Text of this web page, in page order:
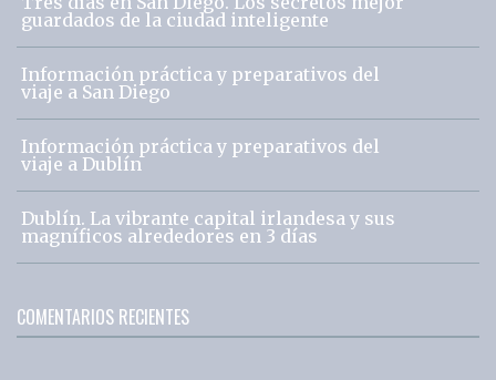
guardados de la ciudad inteligente
Información práctica y preparativos del
viaje a San Diego
Información práctica y preparativos del
viaje a Dublín
Dublín. La vibrante capital irlandesa y sus
magníficos alrededores en 3 días
COMENTARIOS RECIENTES